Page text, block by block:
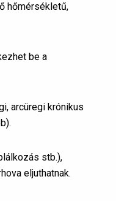
hőmérsékletű,
be a
arcüregi krónikus
stb.),
eljuthatnak.